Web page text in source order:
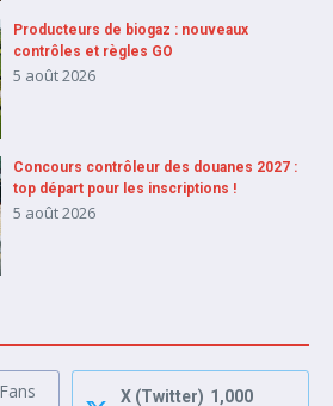
Producteurs de biogaz : nouveaux
contrôles et règles GO
5 août 2026
Concours contrôleur des douanes 2027 :
top départ pour les inscriptions !
5 août 2026
Fans
X (Twitter) 1,000